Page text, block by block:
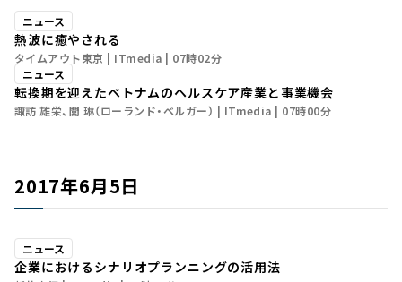
ニュース
熱波に癒やされる
タイムアウト東京 ITmedia
07時02分
ニュース
転換期を迎えたベトナムのヘルスケア産業と事業機会
諏訪 雄栄、閭 琳（ローランド・ベルガー） ITmedia 07時00分
2017年6月5日
ニュース
企業におけるシナリオプランニングの活用法